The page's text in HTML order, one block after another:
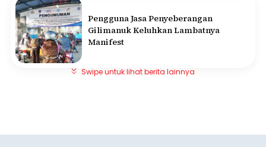
Pengguna Jasa Penyeberangan
Gilimanuk Keluhkan Lambatnya
Manifest
Swipe untuk lihat berita lainnya